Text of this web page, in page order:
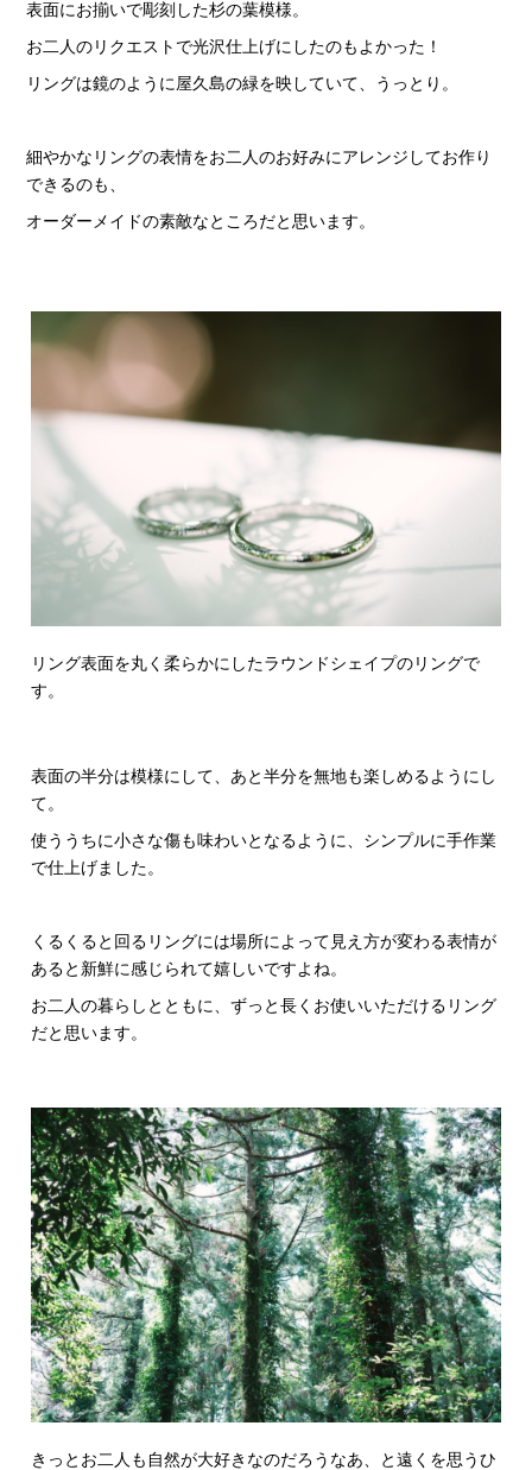
表面にお揃いで彫刻した杉の葉模様。
お二人のリクエストで光沢仕上げにしたのもよかった！
リングは鏡のように屋久島の緑を映していて、うっとり。
細やかなリングの表情をお二人のお好みにアレンジしてお作り
できるのも、
オーダーメイドの素敵なところだと思います。
リング表面を丸く柔らかにしたラウンドシェイプのリングで
す。
表面の半分は模様にして、あと半分を無地も楽しめるようにし
て。
使ううちに小さな傷も味わいとなるように、シンプルに手作業
で仕上げました。
くるくると回るリングには場所によって見え方が変わる表情が
あると新鮮に感じられて嬉しいですよね。
お二人の暮らしとともに、ずっと長くお使いいただけるリング
だと思います。
きっとお二人も自然が大好きなのだろうなあ、と遠くを思うひ